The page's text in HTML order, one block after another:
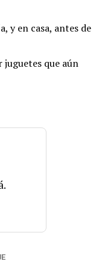
y en casa, antes de
juguetes que aún